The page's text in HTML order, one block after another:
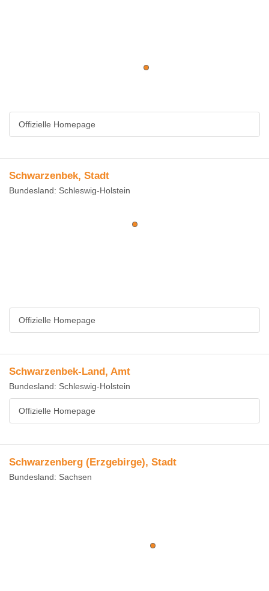
Offizielle Homepage
Schwarzenbek, Stadt
Bundesland: Schleswig-Holstein
Offizielle Homepage
Schwarzenbek-Land, Amt
Bundesland: Schleswig-Holstein
Offizielle Homepage
Schwarzenberg (Erzgebirge), Stadt
Bundesland: Sachsen